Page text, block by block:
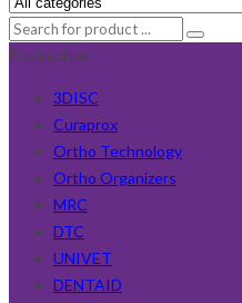
Producători
3DISC
Curaprox
Ortho Technology
Ortho Organizers
MRC
DTC
UNIVET
DENTAID